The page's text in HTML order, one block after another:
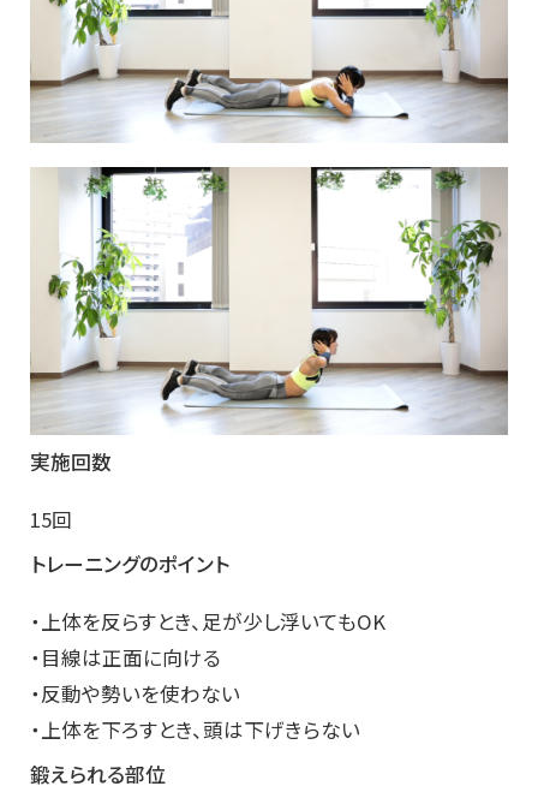
実施回数
15回
トレーニングのポイント
・上体を反らすとき、足が少し浮いてもOK
・目線は正面に向ける
・反動や勢いを使わない
・上体を下ろすとき、頭は下げきらない
鍛えられる部位